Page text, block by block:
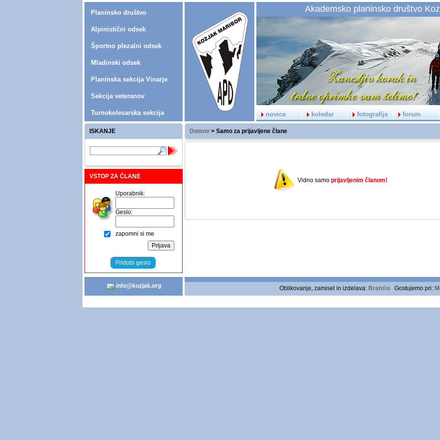
Planinsko društvo
Alpinistični odsek
Športno plezalni odsek
Mladinski odsek
Planinska sekcija Vinarje
Sekcija veteranov
Turnokolesarska sekcija
Akademsko planinsko društvo
novice koledar fotografije forum
ISKANJE
VSTOP ZA ČLANE
Uporabnik:
Geslo:
zapomni si me
Pridobi geslo
Domov > Samo za prijavljene člane
Vidno samo prijavljenim članom!
info@kozjak.org Oblikovanje, zamisel in izdelava: Bran©oGostujemo pri: